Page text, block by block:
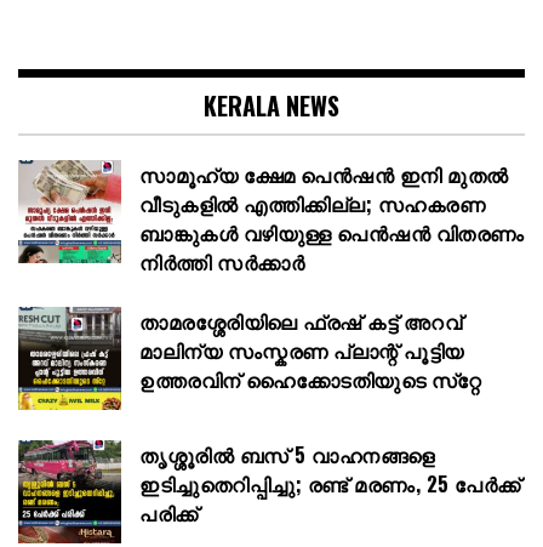
KERALA NEWS
സാമൂഹ്യ ക്ഷേമ പെൻഷൻ ഇനി മുതൽ
വീടുകളിൽ എത്തിക്കില്ല; സഹകരണ
ബാങ്കുകൾ വഴിയുള്ള പെൻഷൻ വിതരണം
നിർത്തി സർക്കാർ
താമരശ്ശേരിയിലെ ഫ്രഷ് കട്ട് അറവ്
മാലിന്യ സംസ്കരണ പ്ലാന്റ് പൂട്ടിയ
ഉത്തരവിന് ഹൈക്കോടതിയുടെ സ്‌റ്റേ
തൃശ്ശൂരിൽ ബസ് 5 വാഹനങ്ങളെ
ഇടിച്ചുതെറിപ്പിച്ചു; രണ്ട് മരണം, 25 പേർക്ക്
പരിക്ക്